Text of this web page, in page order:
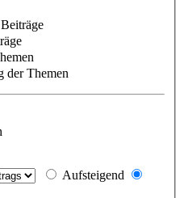
der Themen
Aufsteigend